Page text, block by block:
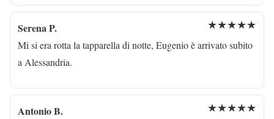
Serena P. ★★★★★
Mi si era rotta la tapparella di notte, Eugenio è arrivato subito
a Alessandria.
Antonio B. ★★★★★